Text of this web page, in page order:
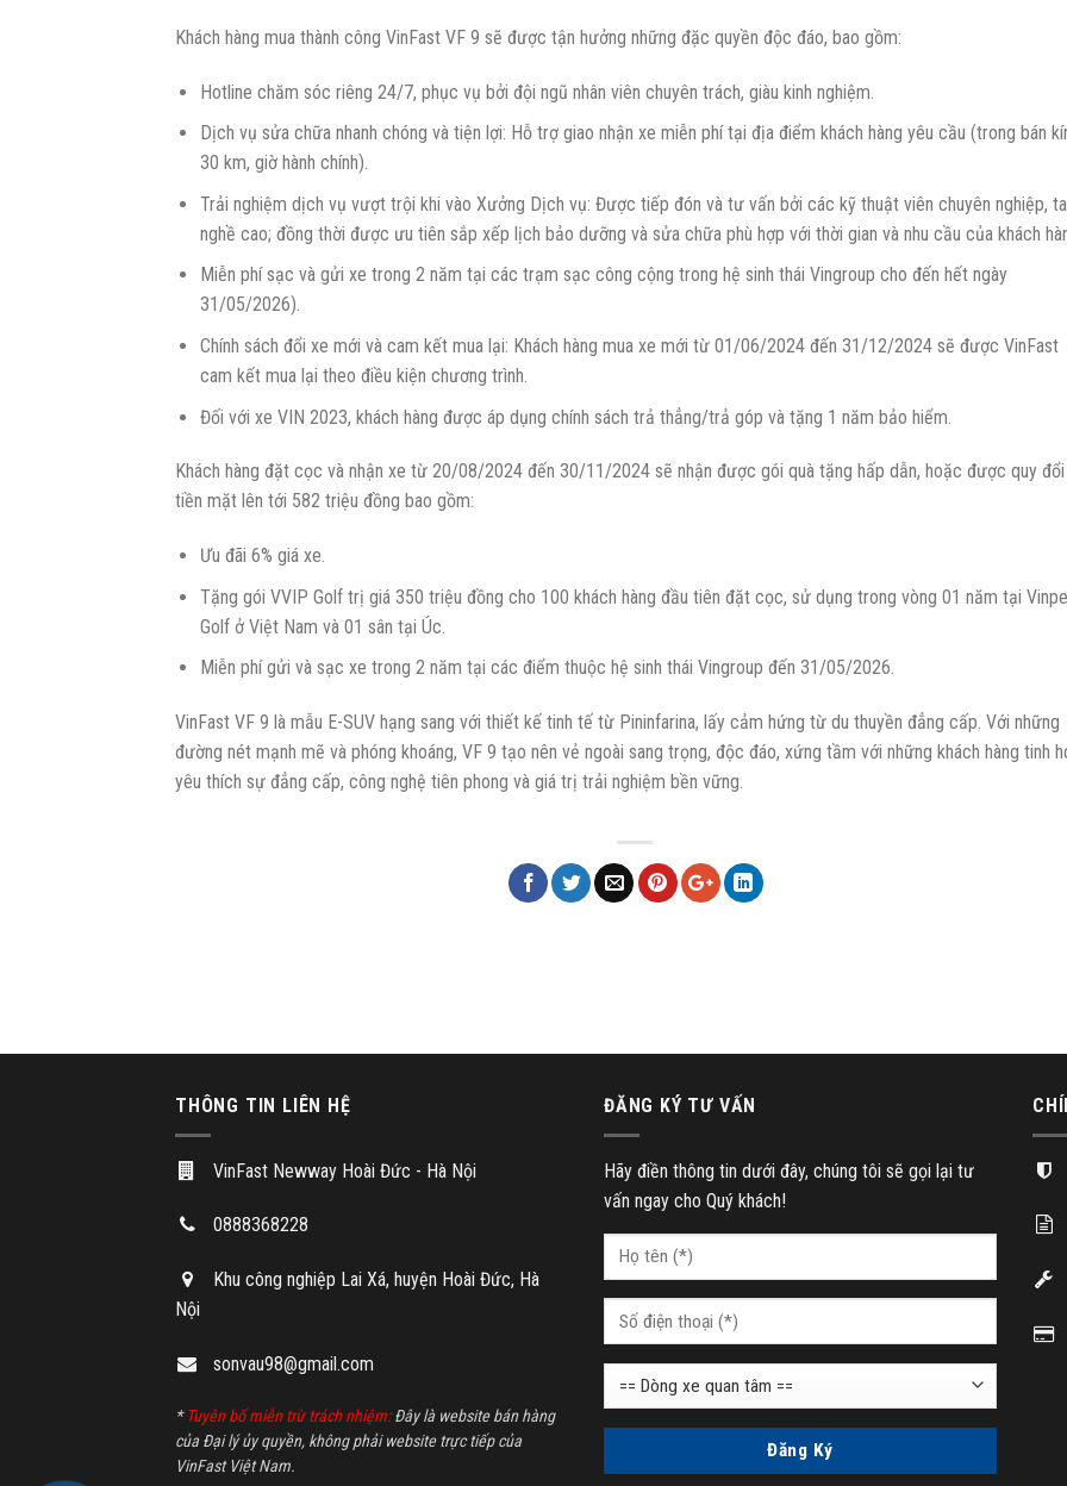
Khách hàng mua thành công VinFast VF 9 sẽ được tận hưởng những đặc quyền độc đáo, bao gồm:
Hotline chăm sóc riêng 24/7, phục vụ bởi đội ngũ nhân viên chuyên trách, giàu kinh nghiệm.
Dịch vụ sửa chữa nhanh chóng và tiện lợi: Hỗ trợ giao nhận xe miễn phí tại địa điểm khách hàng yêu cầu (trong bán
30 km, giờ hành chính).
Trải nghiệm dịch vụ vượt trội khi vào Xưởng Dịch vụ: Được tiếp đón và tư vấn bởi các kỹ thuật viên chuyên nghiệp,
nghề cao; đồng thời được ưu tiên sắp xếp lịch bảo dưỡng và sửa chữa phù hợp với thời gian và nhu cầu của khách
Miễn phí sạc và gửi xe trong 2 năm tại các trạm sạc công cộng trong hệ sinh thái Vingroup cho đến hết ngày
31/05/2026).
Chính sách đổi xe mới và cam kết mua lại: Khách hàng mua xe mới từ 01/06/2024 đến 31/12/2024 sẽ được VinFast
cam kết mua lại theo điều kiện chương trình.
Đối với xe VIN 2023, khách hàng được áp dụng chính sách trả thẳng/trả góp và tặng 1 năm bảo hiểm.
Khách hàng đặt cọc và nhận xe từ 20/08/2024 đến 30/11/2024 sẽ nhận được gói quà tặng hấp dẫn, hoặc được quy đổi
tiền mặt lên tới 582 triệu đồng bao gồm:
Ưu đãi 6% giá xe.
Tặng gói VVIP Golf trị giá 350 triệu đồng cho 100 khách hàng đầu tiên đặt cọc, sử dụng trong vòng 01 năm tại
Golf ở Việt Nam và 01 sân tại Úc.
Miễn phí gửi và sạc xe trong 2 năm tại các điểm thuộc hệ sinh thái Vingroup đến 31/05/2026.
VinFast VF 9 là mẫu E-SUV hạng sang với thiết kế tinh tế từ Pininfarina, lấy cảm hứng từ du thuyền đẳng cấp. Với những
đường nét mạnh mẽ và phóng khoáng, VF 9 tạo nên vẻ ngoài sang trọng, độc đáo, xứng tầm với những khách hàng tinh
yêu thích sự đẳng cấp, công nghệ tiên phong và giá trị trải nghiệm bền vững.
THÔNG TIN LIÊN HỆ
VinFast Newway Hoài Đức - Hà Nội
0888368228
Khu công nghiệp Lai Xá, huyện Hoài Đức, Hà
Nội
sonvau98@gmail.com
*Tuyên bố miễn trừ trách nhiệm:Đây là website bán hàng
của Đại lý ủy quyền, không phải website trực tiếp của
VinFast Việt Nam.
ĐĂNG KÝ TƯ VẤN
Hãy điền thông tin dưới đây, chúng tôi sẽ gọi lại tư
vấn ngay cho Quý khách!